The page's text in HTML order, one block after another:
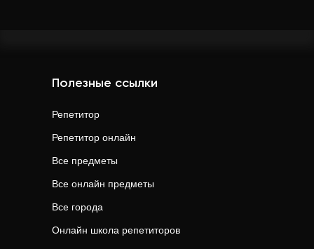
Полезные ссылки
Репетитор
Репетитор онлайн
Все предметы
Все онлайн предметы
Все города
Онлайн школа репетиторов